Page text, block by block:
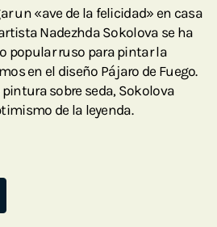
un «ave de la felicidad» en casa
Nadezhda Sokolova se ha
popular ruso para pintar la
en el diseño Pájaro de Fuego.
sobre seda, Sokolova
de la leyenda.